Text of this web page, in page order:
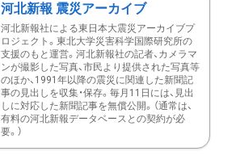
河北新報 震災アーカイブ
河北新報社による東日本大震災アーカイブプ
ロジェクト。東北大学災害科学国際研究所の
支援のもと運営。河北新報社の記者、カメラマ
ンが撮影した写真、市民より提供された写真等
のほか、1991年以降の震災に関連した新聞記
事の見出しを収集・保存。毎月11日には、見出
しに対応した新聞記事を無償公開。（通常は、
有料の河北新報データベースとの契約が必
要。）